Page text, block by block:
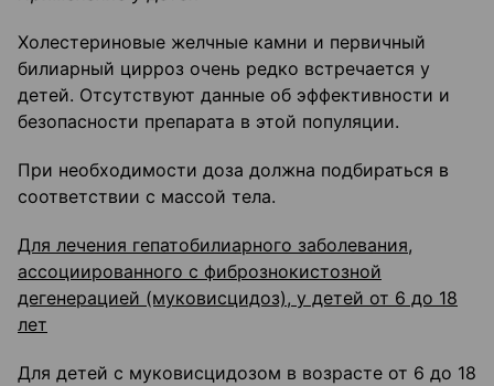
Холестериновые желчные камни и первичный
билиарный цирроз очень редко встречается у
детей. Отсутствуют данные об эффективности и
безопасности препарата в этой популяции.
При необходимости доза должна подбираться в
соответствии с массой тела.
Для лечения гепатобилиарного заболевания,
ассоциированного с фиброзно­кистозной
дегенерацией (муковисцидоз), у детей от 6 до 18
лет
Для детей с муковисцидозом в возрасте от 6 до 18